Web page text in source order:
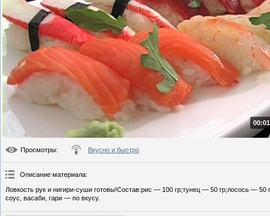
Просмотры: Вкусно и быстро
Описание материала:
Ловкость рук и нигири-суши готовы!Состав:рис — 100 гр;тунец — 50 гр;лосось —
соус, васаби, гари — по вкусу.